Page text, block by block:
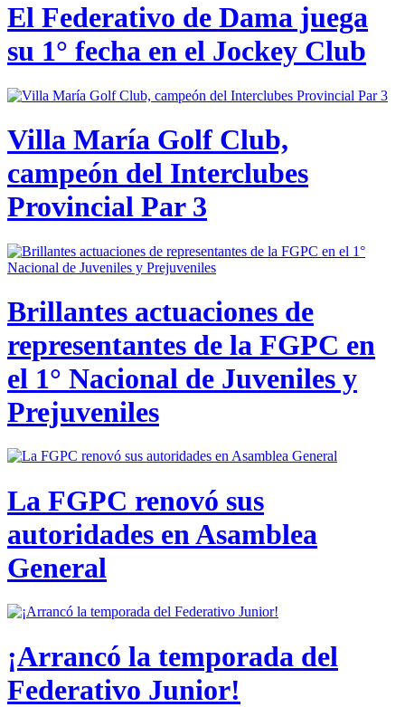
El Federativo de Dama juega
su 1° fecha en el Jockey Club
Villa María Golf Club,
campeón del Interclubes
Provincial Par 3
Brillantes actuaciones de
representantes de la FGPC en
el 1° Nacional de Juveniles y
Prejuveniles
La FGPC renovó sus
autoridades en Asamblea
General
¡Arrancó la temporada del
Federativo Junior!